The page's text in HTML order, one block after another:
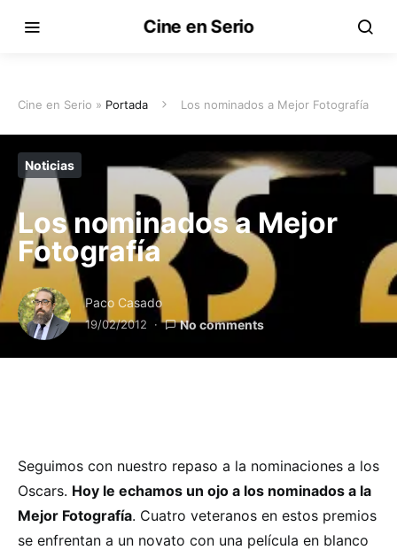
Cine en Serio
Cine en Serio » Portada Los nominados a Mejor Fotografía
Noticias
Los nominados a Mejor
Fotografía
Paco Casado
19/02/2012 No comments
Seguimos con nuestro repaso a la nominaciones a los
Oscars. Hoy le echamos un ojo a los nominados a la
Mejor Fotografía. Cuatro veteranos en estos premios
se enfrentan a un novato con una película en blanco